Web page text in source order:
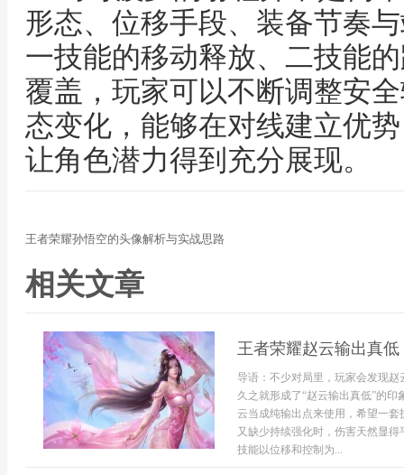
形态、位移手段、装备节奏
一技能的移动释放、二技能
覆盖，玩家可以不断调整安
态变化，能够在对线建立优
让角色潜力得到充分展现。
王者荣耀孙悟空的头像解析与实战思路
相关文章
王者荣耀赵云输出真低
导语：不少对局里，玩家会发现
久之就形成了“赵云输出真低”的
云当成纯输出点来使用，希望一
又缺少持续强化时，伤害天然显
技能以位移和控制为...